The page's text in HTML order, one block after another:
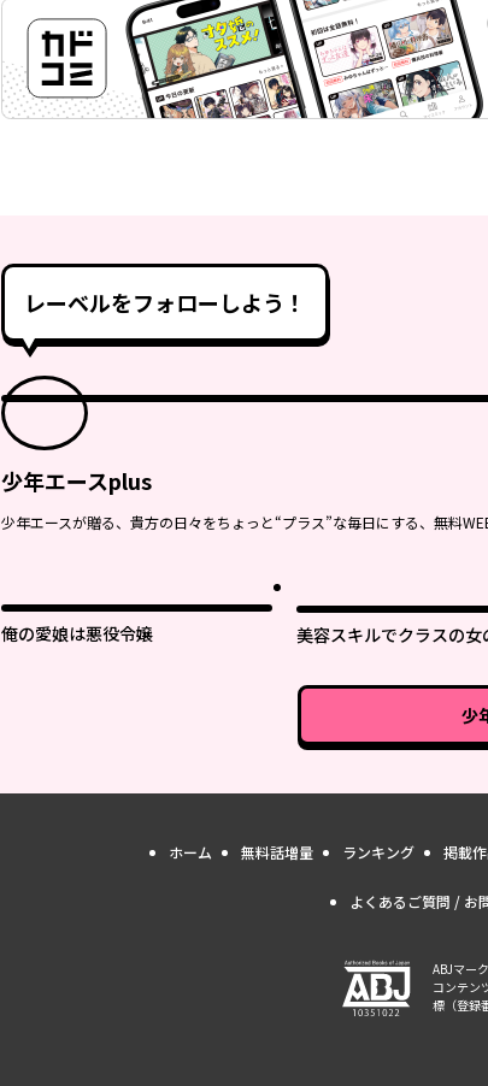
レーベルをフォローしよう！
少年エースplus
少年エースが贈る、貴方の日々をちょっと“プラス”な毎日にする、無料
俺の愛娘は悪役令嬢
美容スキルでクラスの女
少
ホーム 無料話増量 ランキング 掲載
よくあるご質問 / お
ABJマー
コンテン
標（登録